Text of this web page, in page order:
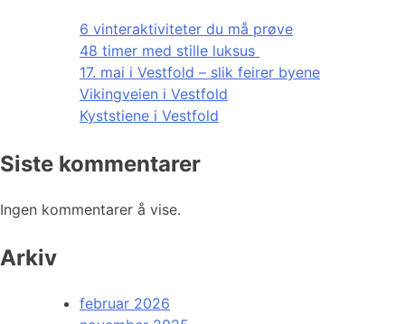
6 vinteraktiviteter du må prøve
48 timer med stille luksus
17. mai i Vestfold – slik feirer byene
Vikingveien i Vestfold
Kyststiene i Vestfold
Siste kommentarer
Ingen kommentarer å vise.
Arkiv
februar 2026